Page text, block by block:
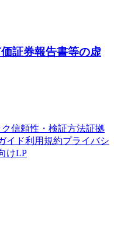
証券報告書等の虚
信頼性・検証方法証拠
イド利用規約プライバシ
けLP